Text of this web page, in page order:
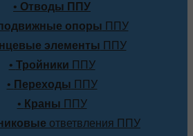
• Отводы ППУ
опоры ППУ
элементы ППУ
• Тройники ППУ
• Переходы ППУ
• Краны ППУ
ответвления ППУ